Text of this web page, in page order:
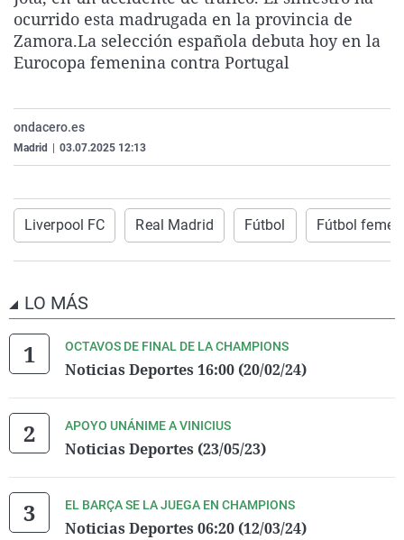
La rosa de los vientos
Gente viajera
Como el perro y el
Caso
Retornados
Equipo de
Operación Viuda
Extremadura
Galicia
La Rioja
Navarra
Virales
Televisión
Elecciones
ocurrido esta madrugada en la provincia de
Zamora.La selección española debuta hoy en la
Eurocopa femenina contra Portugal
ondacero.es
Madrid 03.07.2025 12:13
Liverpool FC Real Madrid Fútbol Fútbol
LO MÁS
OCTAVOS DE FINAL DE LA CHAMPIONS
Noticias Deportes 16:00 (20/02/24)
APOYO UNÁNIME A VINICIUS
Noticias Deportes (23/05/23)
EL BARÇA SE LA JUEGA EN CHAMPIONS
Noticias Deportes 06:20 (12/03/24)